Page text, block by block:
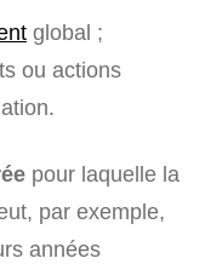
global ;
ou actions
pour laquelle la
par exemple,
années